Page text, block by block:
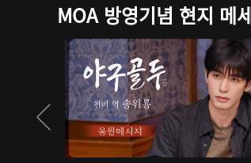
MOA 방영기념 현지 메